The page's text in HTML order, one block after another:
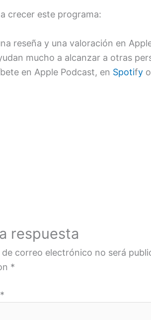
crecer este programa:
reseña y una valoración en
mucho a alcanzar a otras
en Apple Podcast, en Spotify
respuesta
correo electrónico no será
*
*